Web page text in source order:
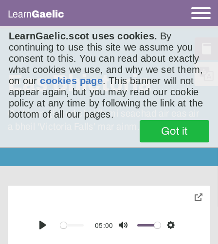
LearnGaelic.scot uses cookies. By
continuing to use this site we assume you
consent to this. You can read about exactly
what cookies we use, and why we set them,
on ourcookies page. This banner will not
appear again, but you may read our cookie
policy at any time by following the link at the
bottom of all our pages.
Got it
LearnGaelic
Eas Bhictoria
O chionn ghoirid chaidh mi seachad air eas air
Play
05:00
Mute Settings
toggle